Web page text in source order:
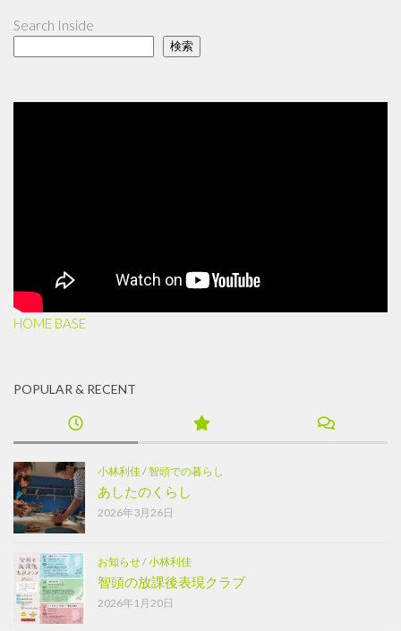
Search Inside
検索
HOME BASE
POPULAR & RECENT
小林利佳/智頭での暮らし
あしたのくらし
2026年3月26日
お知らせ/小林利佳
智頭の放課後表現クラブ
2026年1月20日